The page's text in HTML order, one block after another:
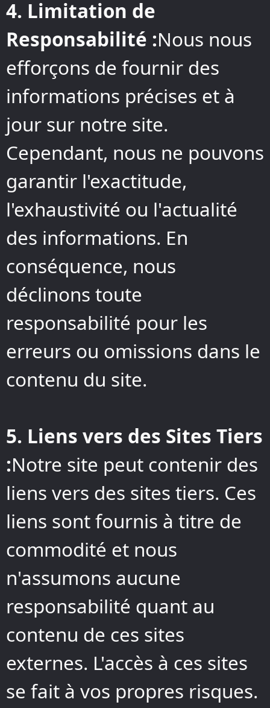
4. Limitation de
Responsabilité :Nous nous
efforçons de fournir des
informations précises et à
jour sur notre site.
Cependant, nous ne pouvons
garantir l'exactitude,
l'exhaustivité ou l'actualité
des informations. En
conséquence, nous
déclinons toute
responsabilité pour les
erreurs ou omissions dans le
contenu du site.
5. Liens vers des Sites Tiers
:Notre site peut contenir des
liens vers des sites tiers. Ces
liens sont fournis à titre de
commodité et nous
n'assumons aucune
responsabilité quant au
contenu de ces sites
externes. L'accès à ces sites
se fait à vos propres risques.